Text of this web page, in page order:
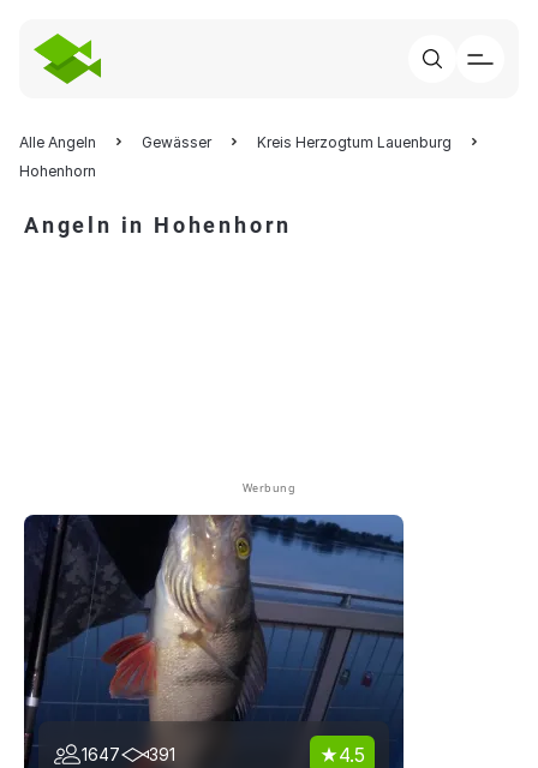
Alle Angeln Gewässer
Kreis Herzogtum Lauenburg
Hohenhorn
Angeln in Hohenhorn
Werbung
1647 391 4.5